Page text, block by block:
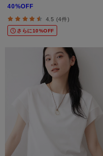
40%OFF
4.5 (4件)
さらに10%OFF